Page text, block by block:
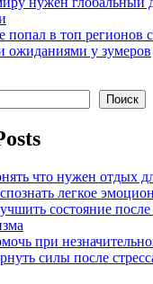
попал в топ
ожиданиями у зумеров
Поиск
что нужен отдых
легкое
состояние после
при
силы после